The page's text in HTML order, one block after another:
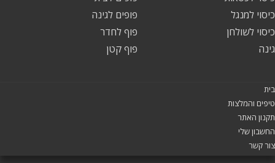
פופים לגינה
פוף לחדר
פוף קטן
כיסוי למנגל
כיסוי לשולחן
גינה
בית
טיפים והמלצות
תקנון האתר
החשבון שלי
צור קשר